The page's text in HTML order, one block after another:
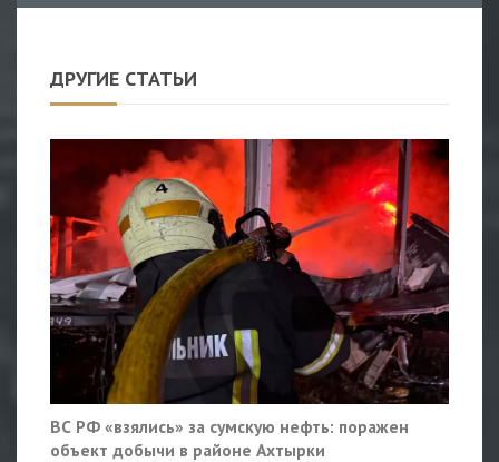
ДРУГИЕ СТАТЬИ
ВС РФ «взялись» за сумскую нефть: поражен
объект добычи в районе Ахтырки